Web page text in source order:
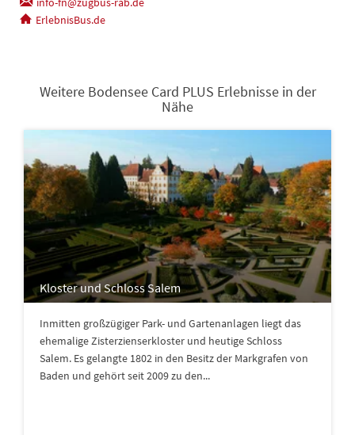
ErlebnisBus.de
Weitere Bodensee Card PLUS Erlebnisse in der
Nähe
Kloster und Schloss Salem
Inmitten großzügiger Park- und Gartenanlagen liegt das
ehemalige Zisterzienserkloster und heutige Schloss
Salem. Es gelangte 1802 in den Besitz der Markgrafen von
Baden und gehört seit 2009 zu den...